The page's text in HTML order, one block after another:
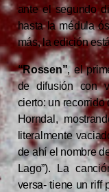
ante el segundo
hasta la médula
más, la edición
“Rossen”, el
de difusión con
cierto: un recorrido
Horndal,
literalmente
de ahí el nombre
Lago”). La
versa- tiene un riff